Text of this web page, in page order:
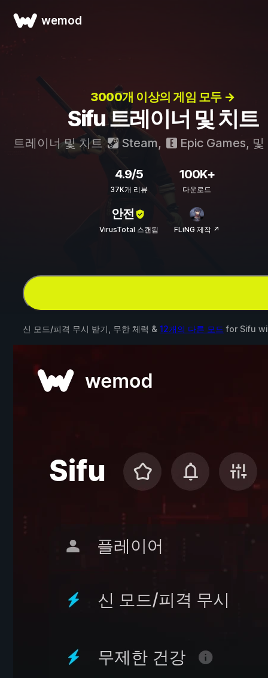
wemod
3000개 이상의 게임 모두 →
Sifu 트레이너 및 치트
트레이너 및 치트 Steam, Epic Games, 및
4.9/5
37K개 리뷰
100K+
다운로드
안전
VirusTotal 스캔됨 FLiNG 제작 ↗
신 모드/피격 무시 받기, 무한 체력 & 12개의 다른 모드 for Sifu